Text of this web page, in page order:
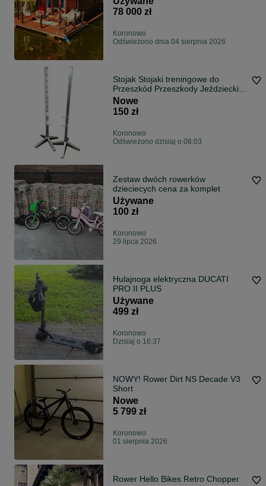
78 000 zł
Koronowo
Odświeżono dnia 04 sierpnia 2026
Stojak Stojaki treningowe do
Przeszkód Przeszkody Jeździeckie
koń koni
Nowe
150 zł
Koronowo
Odświeżono dzisiaj o 08:03
Zestaw dwóch rowerków
dzieciecych cena za komplet
Używane
100 zł
Koronowo
29 lipca 2026
Hulajnoga elektryczna DUCATI
PRO II PLUS
Używane
499 zł
Koronowo
Dzisiaj o 16:37
NOWY! Rower Dirt NS Decade V3
Short
Nowe
5 799 zł
Koronowo
01 sierpnia 2026
Rower Hello Bikes Retro Chopper